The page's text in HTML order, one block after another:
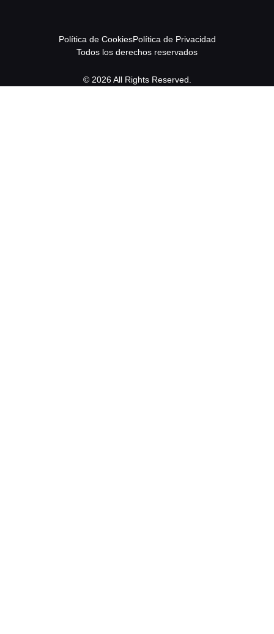
Política de CookiesPolítica de Privacidad
Todos los derechos reservados
© 2026 All Rights Reserved.